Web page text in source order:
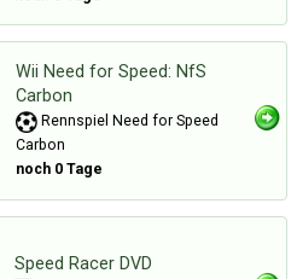
Wii Need for Speed: NfS
Carbon
Rennspiel Need for Speed
Carbon
noch 0 Tage
Speed Racer DVD